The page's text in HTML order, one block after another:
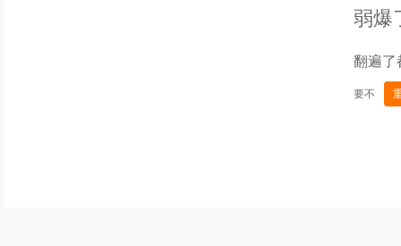
弱爆
翻遍了
要不